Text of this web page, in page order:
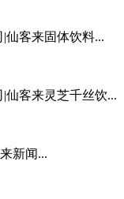
仙客来固体饮料...
仙客来灵芝千丝饮...
新闻...